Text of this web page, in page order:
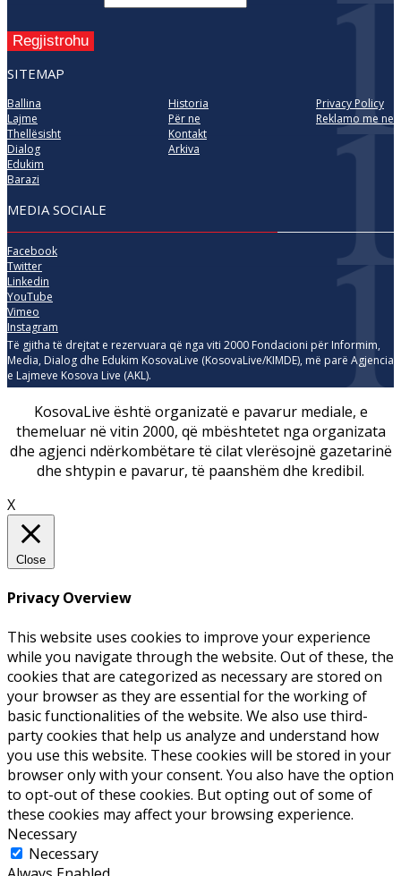
Regjistrohu
SITEMAP
Ballina
Lajme
Thellësisht
Dialog
Edukim
Barazi
Historia
Për ne
Kontakt
Arkiva
Privacy Policy
Reklamo me ne
MEDIA SOCIALE
Facebook
Twitter
Linkedin
YouTube
Vimeo
Instagram
Të gjitha të drejtat e rezervuara që nga viti 2000 Fondacioni për Informim,
Media, Dialog dhe Edukim KosovaLive (KosovaLive/KIMDE), më parë Agjencia
e Lajmeve Kosova Live (AKL).
KosovaLive është organizatë e pavarur mediale, e
themeluar në vitin 2000, që mbështetet nga organizata
dhe agjenci ndërkombëtare të cilat vlerësojnë gazetarinë
dhe shtypin e pavarur, të paanshëm dhe kredibil.
X
Close
Privacy Overview
This website uses cookies to improve your experience
while you navigate through the website. Out of these, the
cookies that are categorized as necessary are stored on
your browser as they are essential for the working of
basic functionalities of the website. We also use third-
party cookies that help us analyze and understand how
you use this website. These cookies will be stored in your
browser only with your consent. You also have the option
to opt-out of these cookies. But opting out of some of
these cookies may affect your browsing experience.
Necessary
Necessary